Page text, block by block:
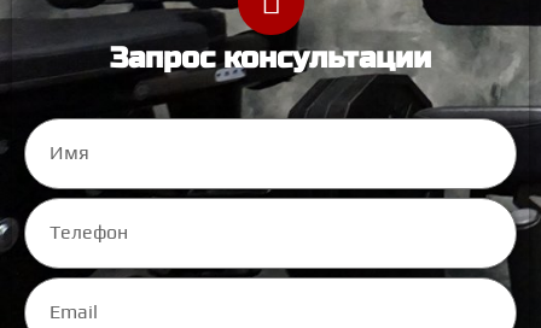
Запрос консультации